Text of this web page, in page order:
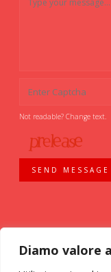
Diamo valore
Not readable? Change text.
SEND MESSAGE